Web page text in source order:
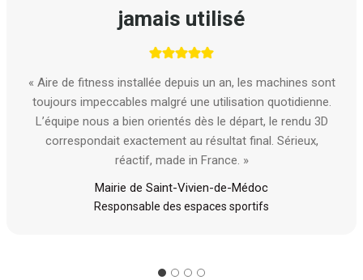
jamais utilisé
« Aire de fitness installée depuis un an, les machines sont
toujours impeccables malgré une utilisation quotidienne.
L’équipe nous a bien orientés dès le départ, le rendu 3D
correspondait exactement au résultat final. Sérieux,
réactif, made in France. »
Mairie de Saint-Vivien-de-Médoc
Responsable des espaces sportifs